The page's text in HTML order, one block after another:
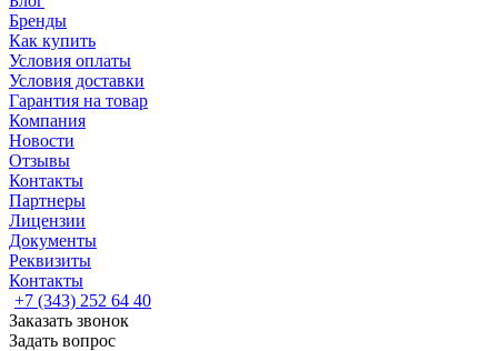
Бренды
Как купить
Условия оплаты
Условия доставки
Гарантия на товар
Компания
Новости
Отзывы
Контакты
Партнеры
Лицензии
Документы
Реквизиты
Контакты
+7 (343) 252 64 40
Заказать звонок
Задать вопрос